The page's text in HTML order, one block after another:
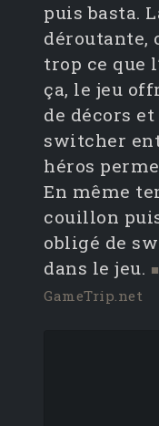
puis basta.
déroutante,
trop ce que
ça, le jeu
de décors
switcher
héros
En même
couillon
obligé de
dans le jeu.
GameTrip.net